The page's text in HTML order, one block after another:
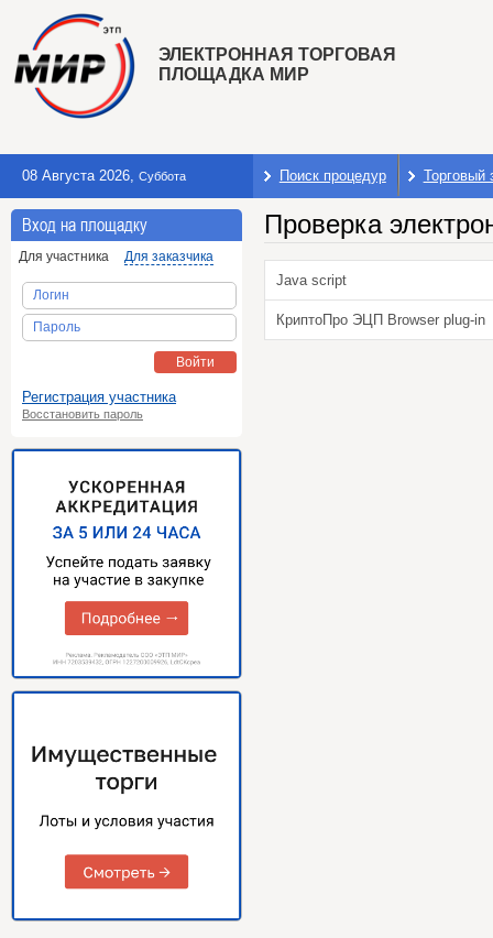
ЭЛЕКТРОННАЯ ТОРГОВАЯ
ПЛОЩАДКА МИР
08 Августа 2026, Суббота Поиск процедур Торговый
Вход на площадку
Для участника Для заказчика
Логин
Пароль
Войти
Регистрация участника
Восстановить пароль
Проверка
Java script
КриптоПро ЭЦП Browser plug-in